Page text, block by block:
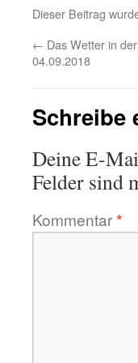
Dieser Beitrag
← Das Wetter in
04.09.2018
Schreibe
Deine E-
Felder sind
Kommentar*